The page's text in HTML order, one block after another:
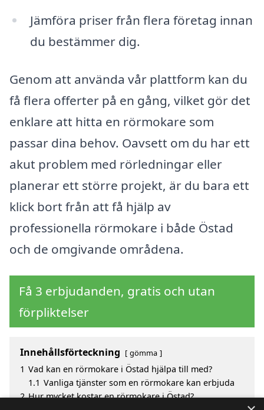
Jämföra priser från flera företag innan
du bestämmer dig.
Genom att använda vår plattform kan du
få flera offerter på en gång, vilket gör det
enklare att hitta en rörmokare som
passar dina behov. Oavsett om du har ett
akut problem med rörledningar eller
planerar ett större projekt, är du bara ett
klick bort från att få hjälp av
professionella rörmokare i både Östad
och de omgivande områdena.
Få 3 erbjudanden, gratis och utan
förpliktelser
Innehållsförteckning gömma
1 Vad kan en rörmokare i Östad hjälpa till med?
1.1 Vanliga tjänster som en rörmokare kan erbjuda
2 Hur mycket kostar en rörmokare i Östad?